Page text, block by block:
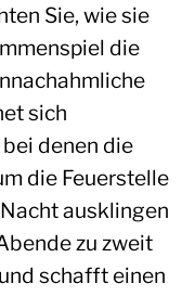
Sie, wie sie
die
sich
denen die
die Feuerstelle
ausklingen
zu zweit
schafft einen